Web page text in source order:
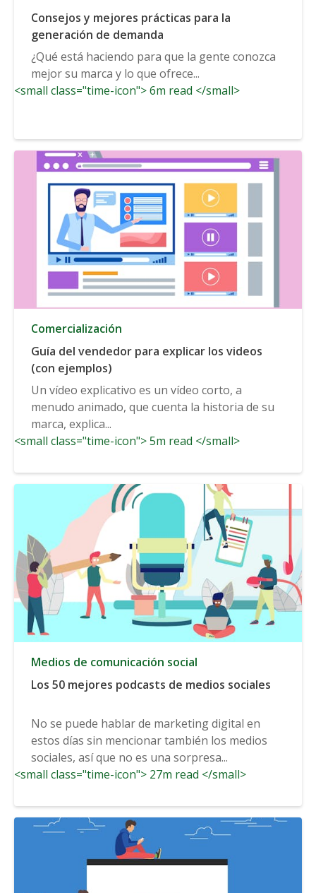
Consejos y mejores prácticas para la
generación de demanda
¿Qué está haciendo para que la gente conozca
mejor su marca y lo que ofrece...
<small class="time-icon"> 6m read </small>
Comercialización
Guía del vendedor para explicar los videos
(con ejemplos)
Un vídeo explicativo es un vídeo corto, a
menudo animado, que cuenta la historia de su
marca, explica...
<small class="time-icon"> 5m read </small>
Medios de comunicación social
Los 50 mejores podcasts de medios sociales
No se puede hablar de marketing digital en
estos días sin mencionar también los medios
sociales, así que no es una sorpresa...
<small class="time-icon"> 27m read </small>